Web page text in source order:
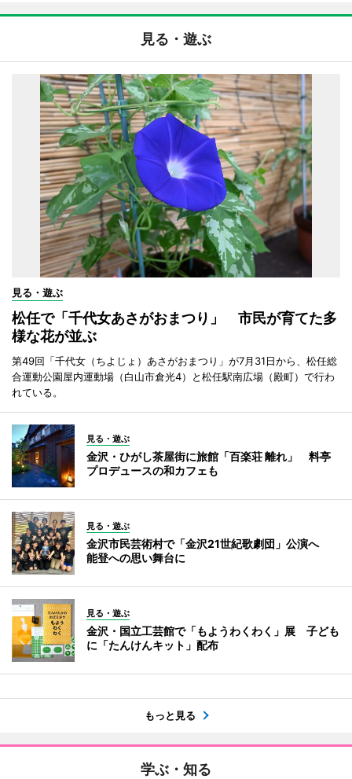
見る・遊ぶ
見る・遊ぶ
松任で「千代女あさがおまつり」 市民が育てた多
様な花が並ぶ
第49回「千代女（ちよじょ）あさがおまつり」が7月31日から、松任総
合運動公園屋内運動場（白山市倉光4）と松任駅南広場（殿町）で行わ
れている。
見る・遊ぶ
金沢・ひがし茶屋街に旅館「百楽荘 離れ」 料亭
プロデュースの和カフェも
見る・遊ぶ
金沢市民芸術村で「金沢21世紀歌劇団」公演へ
能登への思い舞台に
見る・遊ぶ
金沢・国立工芸館で「もようわくわく」展 子ども
に「たんけんキット」配布
もっと見る
学ぶ・知る